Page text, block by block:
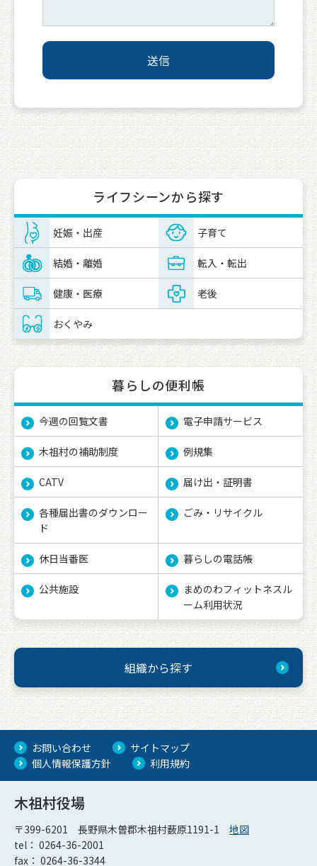
ライフシーンから探す
妊娠・出産 子育て
結婚・離婚 転入・転出
健康・医療 老後
おくやみ
暮らしの便利帳
今週の回覧文書 電子申請サービス
木祖村の補助制度 例規集
CATV 届け出・証明書
各種届出書のダウンロー
ド
ごみ・リサイクル
休日当番医 暮らしの電話帳
公共施設
まめのわフィットネスル
ーム利用状況
組織から探す
お問い合わせ
サイトマップ
個人情報保護方針
利用規約
木祖村役場
〒399-6201 長野県木曽郡木祖村薮原1191-1 地図
tel： 0264-36-2001
fax： 0264-36-3344